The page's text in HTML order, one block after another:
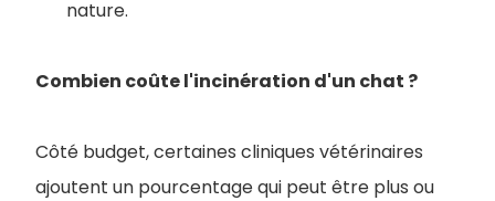
nature.
Combien coûte l'incinération d'un chat ?
Côté budget, certaines cliniques vétérinaires
ajoutent un pourcentage qui peut être plus ou